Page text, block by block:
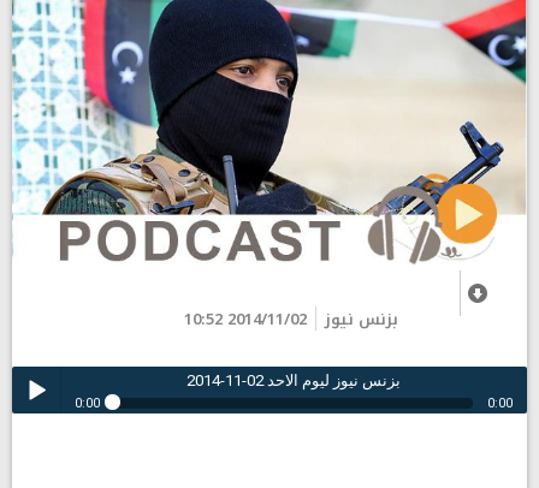
بزنس نيوز 2014/11/02 10:52
بزنس نيوز ليوم الاحد 02-11-2014
0:00 0:00